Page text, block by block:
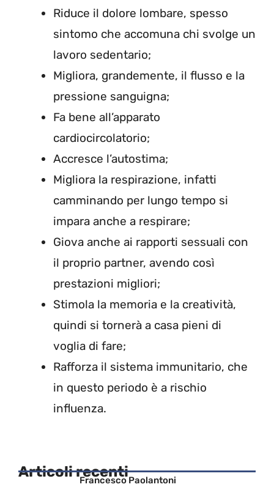
Riduce il dolore lombare, spesso
sintomo che accomuna chi svolge un
lavoro sedentario;
Migliora, grandemente, il flusso e la
pressione sanguigna;
Fa bene all’apparato
cardiocircolatorio;
Accresce l’autostima;
Migliora la respirazione, infatti
camminando per lungo tempo si
impara anche a respirare;
Giova anche ai rapporti sessuali con
il proprio partner, avendo così
prestazioni migliori;
Stimola la memoria e la creatività,
quindi si tornerà a casa pieni di
voglia di fare;
Rafforza il sistema immunitario, che
in questo periodo è a rischio
influenza.
Articoli recentiFrancesco Paolantoni